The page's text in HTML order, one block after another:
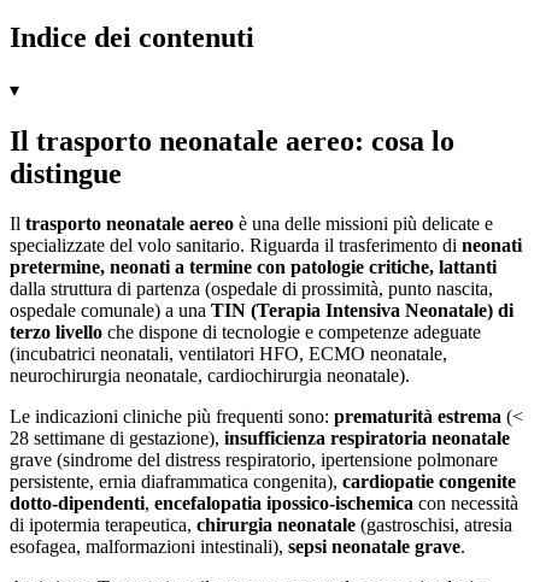
Indice dei contenuti
▾
Il trasporto neonatale aereo: cosa lo
distingue
Il trasporto neonatale aereo è una delle missioni più delicate e
specializzate del volo sanitario. Riguarda il trasferimento di neonati
pretermine, neonati a termine con patologie critiche, lattanti
dalla struttura di partenza (ospedale di prossimità, punto nascita,
ospedale comunale) a una TIN (Terapia Intensiva Neonatale) di
terzo livello che dispone di tecnologie e competenze adeguate
(incubatrici neonatali, ventilatori HFO, ECMO neonatale,
neurochirurgia neonatale, cardiochirurgia neonatale).
Le indicazioni cliniche più frequenti sono: prematurità estrema (<
28 settimane di gestazione), insufficienza respiratoria neonatale
grave (sindrome del distress respiratorio, ipertensione polmonare
persistente, ernia diaframmatica congenita), cardiopatie congenite
dotto-dipendenti, encefalopatia ipossico-ischemica con necessità
di ipotermia terapeutica, chirurgia neonatale (gastroschisi, atresia
esofagea, malformazioni intestinali), sepsi neonatale grave.